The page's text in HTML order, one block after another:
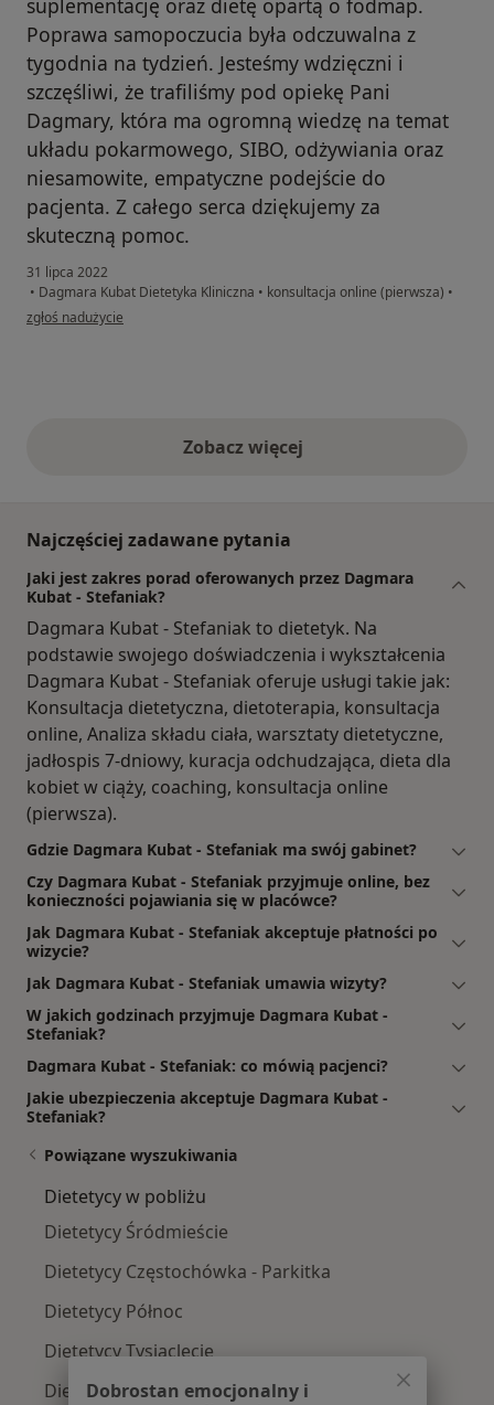
suplementację oraz dietę opartą o fodmap.
Poprawa samopoczucia była odczuwalna z
tygodnia na tydzień. Jesteśmy wdzięczni i
szczęśliwi, że trafiliśmy pod opiekę Pani
Dagmary, która ma ogromną wiedzę na temat
układu pokarmowego, SIBO, odżywiania oraz
niesamowite, empatyczne podejście do
pacjenta. Z całego serca dziękujemy za
skuteczną pomoc.
31 lipca 2022
• Dagmara Kubat Dietetyka Kliniczna • konsultacja online (pierwsza) •
w opinii użytkownika Dawid
zgłoś nadużycie
Zobacz więcejopinie powyżej
Najczęściej zadawane pytania
Jaki jest zakres porad oferowanych przez Dagmara
Kubat - Stefaniak?
Dagmara Kubat - Stefaniak to dietetyk. Na
podstawie swojego doświadczenia i wykształcenia
Dagmara Kubat - Stefaniak oferuje usługi takie jak:
Konsultacja dietetyczna, dietoterapia, konsultacja
online, Analiza składu ciała, warsztaty dietetyczne,
jadłospis 7-dniowy, kuracja odchudzająca, dieta dla
kobiet w ciąży, coaching, konsultacja online
(pierwsza).
Gdzie Dagmara Kubat - Stefaniak ma swój gabinet?
Czy Dagmara Kubat - Stefaniak przyjmuje online, bez
konieczności pojawiania się w placówce?
Jak Dagmara Kubat - Stefaniak akceptuje płatności po
wizycie?
Jak Dagmara Kubat - Stefaniak umawia wizyty?
W jakich godzinach przyjmuje Dagmara Kubat -
Stefaniak?
Dagmara Kubat - Stefaniak: co mówią pacjenci?
Jakie ubezpieczenia akceptuje Dagmara Kubat -
Stefaniak?
Powiązane wyszukiwania
Dietetycy w pobliżu
Dietetycy Śródmieście
Dietetycy Częstochówka - Parkitka
Dietetycy Północ
Dietetycy Tysiąclecie
Dietetycy Trzech Wieszczów
Dobrostan emocjonalny i